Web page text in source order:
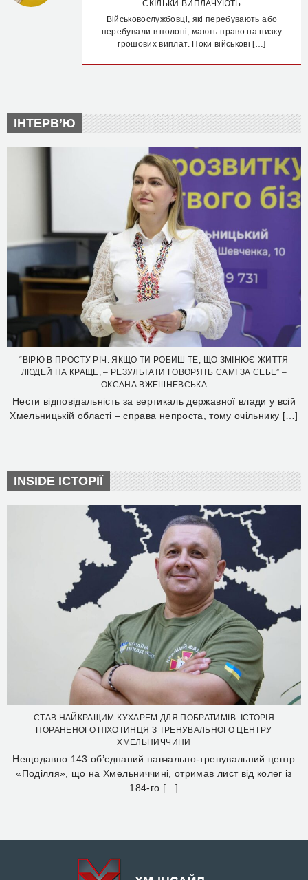
СКІЛЬКИ ВИПЛАЧУЮТЬ
Військовослужбовці, які перебувають або
перебували в полоні, мають право на низку
грошових виплат. Поки військові […]
ІНТЕРВ’Ю
“ВІРЮ В ПРОСТУ РІЧ: ЯКЩО ТИ РОБИШ ТЕ, ЩО ЗМІНЮЄ ЖИТТЯ
ЛЮДЕЙ НА КРАЩЕ, – РЕЗУЛЬТАТИ ГОВОРЯТЬ САМІ ЗА СЕБЕ” –
ОКСАНА ВЖЕШНЕВСЬКА
Нести відповідальність за вертикаль державної влади у всій
Хмельницькій області – справа непроста, тому очільнику […]
INSIDE ІСТОРІЇ
СТАВ НАЙКРАЩИМ КУХАРЕМ ДЛЯ ПОБРАТИМІВ: ІСТОРІЯ
ПОРАНЕНОГО ПІХОТИНЦЯ З ТРЕНУВАЛЬНОГО ЦЕНТРУ
ХМЕЛЬНИЧЧИНИ
Нещодавно 143 об’єднаний навчально-тренувальний центр
«Поділля», що на Хмельниччині, отримав лист від колег із
184-го […]